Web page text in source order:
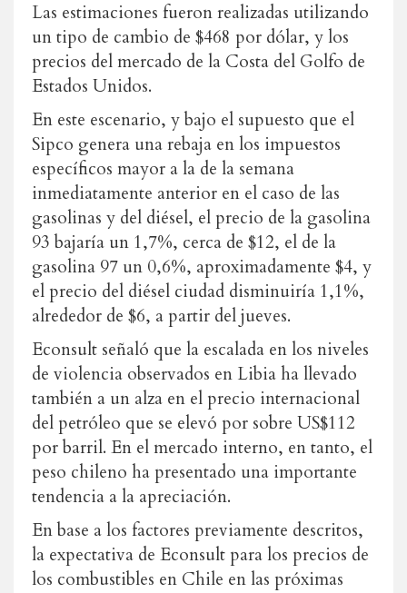
Las estimaciones fueron realizadas utilizando
un tipo de cambio de $468 por dólar, y los
precios del mercado de la Costa del Golfo de
Estados Unidos.
En este escenario, y bajo el supuesto que el
Sipco genera una rebaja en los impuestos
específicos mayor a la de la semana
inmediatamente anterior en el caso de las
gasolinas y del diésel, el precio de la gasolina
93 bajaría un 1,7%, cerca de $12, el de la
gasolina 97 un 0,6%, aproximadamente $4, y
el precio del diésel ciudad disminuiría 1,1%,
alrededor de $6, a partir del jueves.
Econsult señaló que la escalada en los niveles
de violencia observados en Libia ha llevado
también a un alza en el precio internacional
del petróleo que se elevó por sobre US$112
por barril. En el mercado interno, en tanto, el
peso chileno ha presentado una importante
tendencia a la apreciación.
En base a los factores previamente descritos,
la expectativa de Econsult para los precios de
los combustibles en Chile en las próximas